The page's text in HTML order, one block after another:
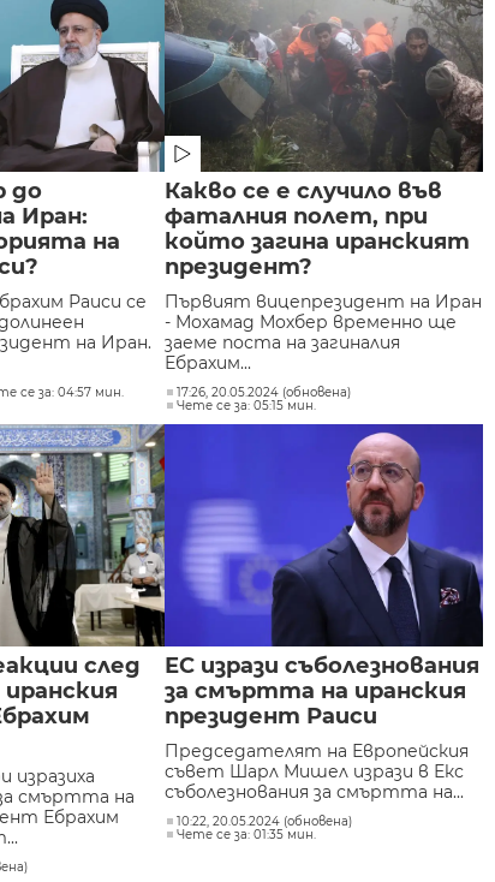
до
Иран:
на
Раиси се
на Иран.
се за: 04:57 мин.
Какво се е случило във
фаталния полет, при
който загина иранският
президент?
Първият вицепрезидент на Иран
- Мохамад Мохбер временно ще
заеме поста на загиналия
Ебрахим...
17:26, 20.05.2024 (обновена)
Чете се за: 05:15 мин.
след
изразиха
смъртта на
Ебрахим
ЕС изрази съболезнования
за смъртта на иранския
президент Раиси
Председателят на Европейския
съвет Шарл Мишел изрази в Екс
съболезнования за смъртта на...
10:22, 20.05.2024 (обновена)
Чете се за: 01:35 мин.